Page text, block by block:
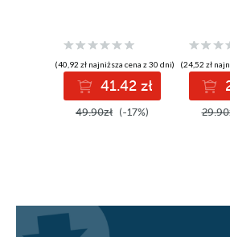
(40,92 zł najniższa cena z 30 dni)
41.42 zł
49.90zł (-17%)
(24,52 zł